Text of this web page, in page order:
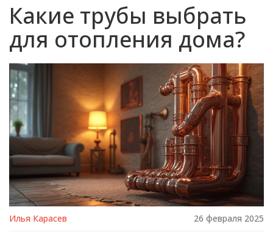
Какие трубы выбрать
для отопления дома?
Илья Карасев 26 февраля 2025